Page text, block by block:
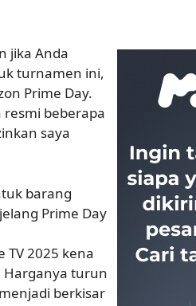
jika Anda
turnamen ini,
Prime Day.
beberapa
saya
barang
Prime Day
TV 2025 kena
Harganya turun
berkisar